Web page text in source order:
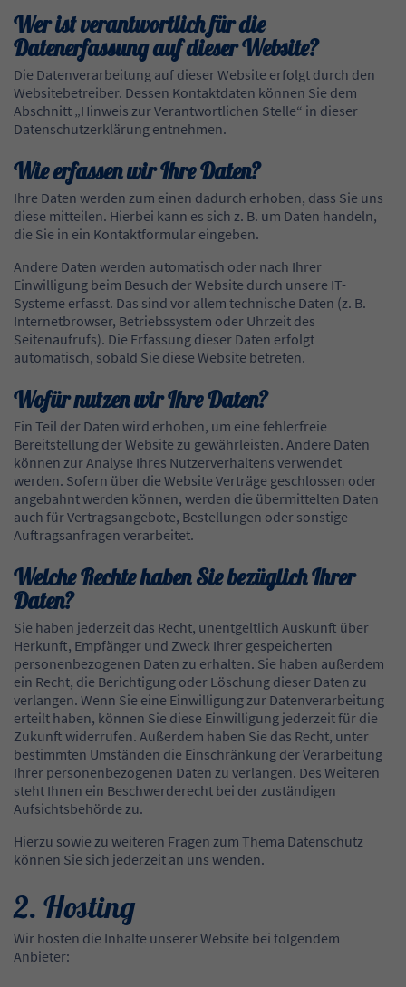
Wer ist verantwortlich für die
Datenerfassung auf dieser Website?
Die Datenverarbeitung auf dieser Website erfolgt durch den
Websitebetreiber. Dessen Kontaktdaten können Sie dem
Abschnitt „Hinweis zur Verantwortlichen Stelle“ in dieser
Datenschutzerklärung entnehmen.
Wie erfassen wir Ihre Daten?
Ihre Daten werden zum einen dadurch erhoben, dass Sie uns
diese mitteilen. Hierbei kann es sich z. B. um Daten handeln,
die Sie in ein Kontaktformular eingeben.
Andere Daten werden automatisch oder nach Ihrer
Einwilligung beim Besuch der Website durch unsere IT-
Systeme erfasst. Das sind vor allem technische Daten (z. B.
Internetbrowser, Betriebssystem oder Uhrzeit des
Seitenaufrufs). Die Erfassung dieser Daten erfolgt
automatisch, sobald Sie diese Website betreten.
Wofür nutzen wir Ihre Daten?
Ein Teil der Daten wird erhoben, um eine fehlerfreie
Bereitstellung der Website zu gewährleisten. Andere Daten
können zur Analyse Ihres Nutzerverhaltens verwendet
werden. Sofern über die Website Verträge geschlossen oder
angebahnt werden können, werden die übermittelten Daten
auch für Vertragsangebote, Bestellungen oder sonstige
Auftragsanfragen verarbeitet.
Welche Rechte haben Sie bezüglich Ihrer
Daten?
Sie haben jederzeit das Recht, unentgeltlich Auskunft über
Herkunft, Empfänger und Zweck Ihrer gespeicherten
personenbezogenen Daten zu erhalten. Sie haben außerdem
ein Recht, die Berichtigung oder Löschung dieser Daten zu
verlangen. Wenn Sie eine Einwilligung zur Datenverarbeitung
erteilt haben, können Sie diese Einwilligung jederzeit für die
Zukunft widerrufen. Außerdem haben Sie das Recht, unter
bestimmten Umständen die Einschränkung der Verarbeitung
Ihrer personenbezogenen Daten zu verlangen. Des Weiteren
steht Ihnen ein Beschwerderecht bei der zuständigen
Aufsichtsbehörde zu.
Hierzu sowie zu weiteren Fragen zum Thema Datenschutz
können Sie sich jederzeit an uns wenden.
2. Hosting
Wir hosten die Inhalte unserer Website bei folgendem
Anbieter: